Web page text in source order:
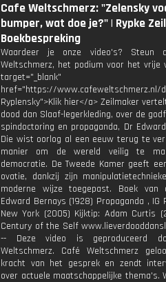
Cafe Weltschmerz: "Zelensky
bumper, wat doe je?" | Rypke
Boekbespreking
Waardeer je onze video's? Steun
Weltschmerz, het podium voor het vrije
target="_blank"
href="https://www.cafeweltschmerz.nl/
Ryplensky">Klik hier</a> Zeilmaker
dood dan Slaaf-legerkleding, over de
spindoctoring en propaganda, Dr
Die wist oorlog al een eeuw terug te
manier om de wereld veilig te
democratie. De Tweede Kamer geeft
ovatie, dankzij zijn
moderne wijze toegepast. Boek van
Edward Bernays (1928) Propaganda , IG
New York (2005) Kijktip: Adam Curtis
Century of the Self
-- Deze video is geproduceerd
Weltschmerz. Café Weltschmerz
kracht van het gesprek en zendt
over actuele maatschappelijke thema's.